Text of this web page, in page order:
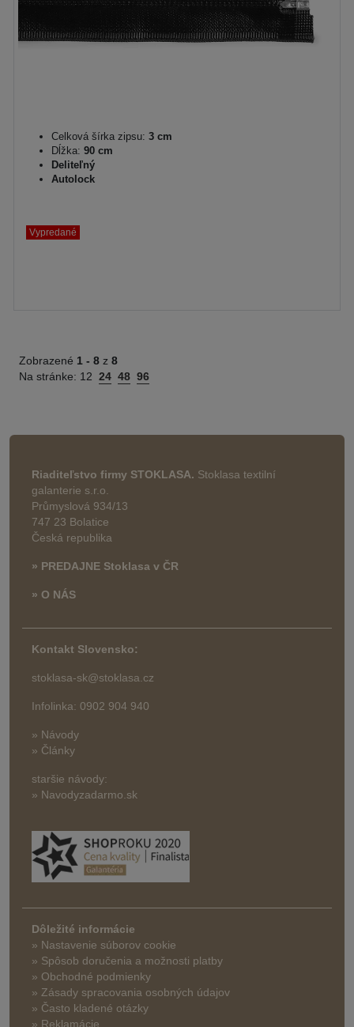
Celková šírka zipsu: 3 cm
Dĺžka: 90 cm
Deliteľný
Autolock
Vypredané
Zobrazené 1 - 8 z 8
Na stránke: 12 24 48 96
Riaditeľstvo firmy STOKLASA. Stoklasa textilní
galanterie s.r.o.
Průmyslová 934/13
747 23 Bolatice
Česká republika
» PREDAJNE Stoklasa v ČR
» O NÁS
Kontakt Slovensko:
stoklasa-sk@stoklasa.cz
Infolinka: 0902 904 940
» Návody
» Články
staršie návody:
» Navodyzadarmo.sk
Dôležité informácie
» Nastavenie súborov cookie
» Spôsob doručenia a možnosti platby
» Obchodné podmienky
» Zásady spracovania osobných údajov
» Často kladené otázky
» Reklamácie